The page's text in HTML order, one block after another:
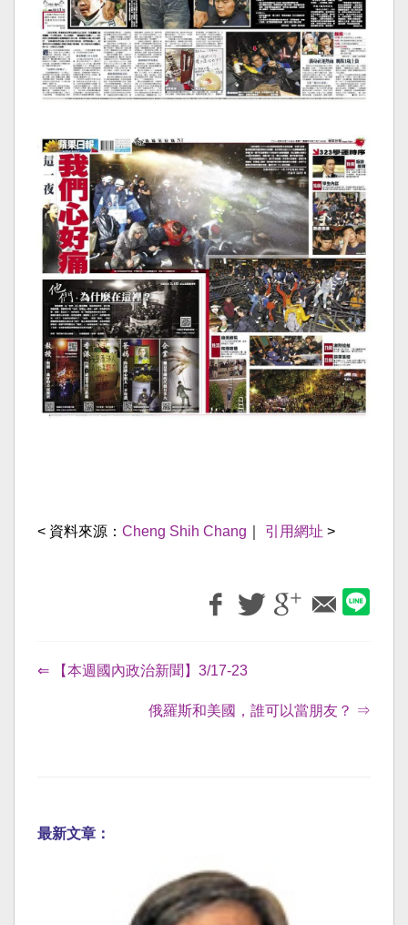
< 資料來源： Cheng Shih Chang 引用網址 >
⇐ 【本週國內政治新聞】3/17-23
俄羅斯和美國，誰可以當朋友？ ⇒
最新文章：